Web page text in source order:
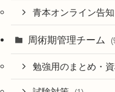
青本オンライン告知
周術期管理チーム
勉強用のまとめ・